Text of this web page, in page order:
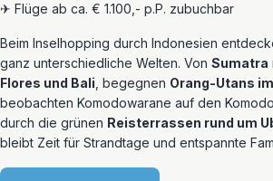
✈ Flüge ab ca. € 1.100,- p.P. zubuchbar
Beim Inselhopping durch Indonesien
ganz unterschiedliche Welten. Von Sumatra
Flores und Bali , begegnen Orang-Utans
beobachten Komodowarane auf den
durch die grünen Reisterrassen rund um
bleibt Zeit für Strandtage und entspannte